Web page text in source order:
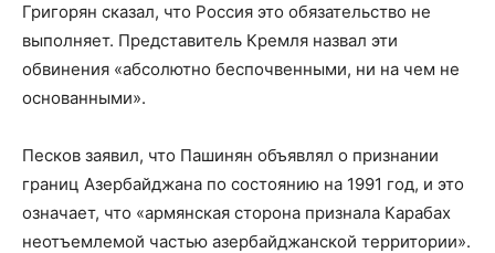
Григорян сказал, что Россия это обязательство не
выполняет. Представитель Кремля назвал эти
обвинения «абсолютно беспочвенными, ни на чем не
основанными».
Песков заявил, что Пашинян объявлял о признании
границ Азербайджана по состоянию на 1991 год, и это
означает, что «армянская сторона признала Карабах
неотъемлемой частью азербайджанской территории».